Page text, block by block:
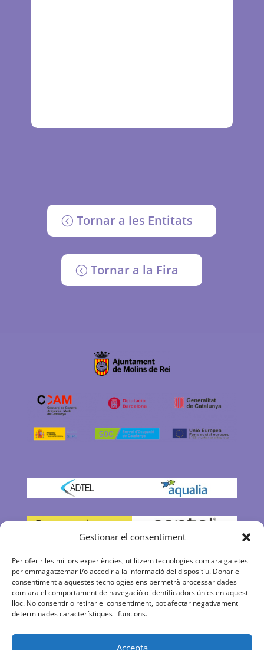
Gestionar el consentiment
Per oferir les millors experiències, utilitzem tecnologies com ara galetes
per emmagatzemar i/o accedir a la informació del dispositiu. Donar el
consentiment a aquestes tecnologies ens permetrà processar dades
com ara el comportament de navegació o identificadors únics en aquest
lloc. No consentir o retirar el consentiment, pot afectar negativament
determinades característiques i funcions.
Accepta
Tornar a les Entitats
Tornar a la Fira